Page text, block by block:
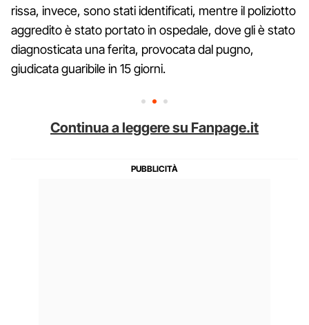
rissa, invece, sono stati identificati, mentre il poliziotto
aggredito è stato portato in ospedale, dove gli è stato
diagnosticata una ferita, provocata dal pugno,
giudicata guaribile in 15 giorni.
Continua a leggere su Fanpage.it